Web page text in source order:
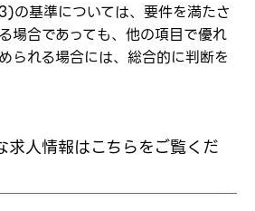
の基準については、要件を満たさ
場合であっても、他の項目で優れ
られる場合には、総合的に判断を
求人情報はこちらをご覧くだ